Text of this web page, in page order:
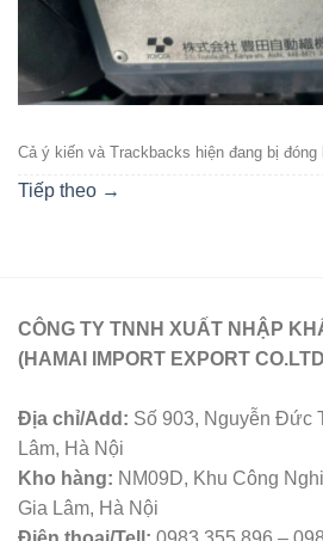
Cả ý kiến ​​và Trackbacks hiện đang bị đóng
Tiếp theo →
CÔNG TY TNNH XUẤT NHẬP
(HAMAI IMPORT EXPORT
Địa chỉ/Add: Số 903, Nguyễn Đức
Lâm, Hà Nội
Kho hàng: NM09D, Khu Công
Gia Lâm, Hà Nội